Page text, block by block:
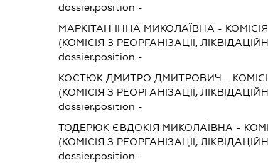
dossier.position -
МАРКІТАН ІННА МИКОЛАЇВНА -
(КОМІСІЯ З РЕОРГАНІЗАЦІЇ,
dossier.position -
КОСТЮК ДМИТРО ДМИТРОВИЧ -
(КОМІСІЯ З РЕОРГАНІЗАЦІЇ,
dossier.position -
ТОДЕРЮК ЄВДОКІЯ МИКОЛАЇВНА -
(КОМІСІЯ З РЕОРГАНІЗАЦІЇ,
dossier.position -